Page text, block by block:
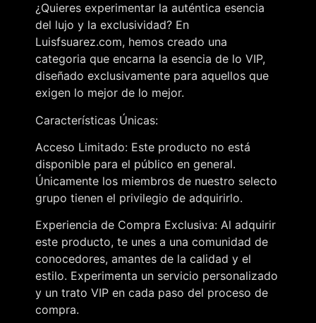
¿Quieres experimentar la auténtica esencia
del lujo y la exclusividad? En
Luisfsuarez.com, hemos creado una
categoria que encarna la esencia de lo VIP,
diseñado exclusivamente para aquellos que
exigen lo mejor de lo mejor.
Características Únicas:
Acceso Limitado: Este producto no está
disponible para el público en general.
Únicamente los miembros de nuestro selecto
grupo tienen el privilegio de adquirirlo.
Experiencia de Compra Exclusiva: Al adquirir
este producto, te unes a una comunidad de
conocedores, amantes de la calidad y el
estilo. Experimenta un servicio personalizado
y un trato VIP en cada paso del proceso de
compra.